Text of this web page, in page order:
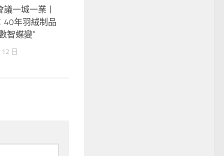
一城一業丨
40年羽絨制品
智蝶變”
日